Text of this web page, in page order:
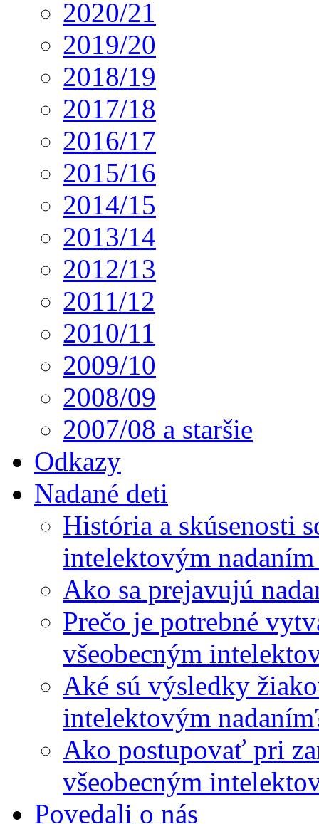
2020/21
2019/20
2018/19
2017/18
2016/17
2015/16
2014/15
2013/14
2012/13
2011/12
2010/11
2009/10
2008/09
2007/08 a staršie
Odkazy
Nadané deti
História a skúsenosti
intelektovým
Ako sa prejavujú
Prečo je potrebné
všeobecným
Aké sú výsledky
intelektovým
Ako postupovať pri
všeobecným
Povedali o nás